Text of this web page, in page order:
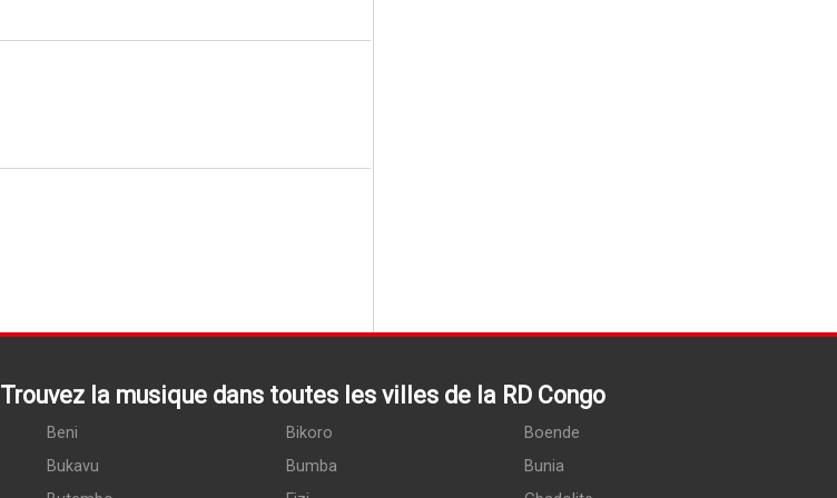
Trouvez la musique dans toutes les villes de la RD Congo
Beni Bikoro
Boende
Bukavu Bumba
Bunia